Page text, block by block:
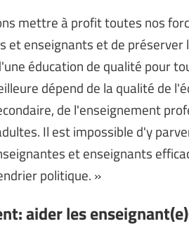
mettre à profit toutes nos
et enseignants et de
éducation de qualité pour
dépend de la qualité de
de l'enseignement
Il est impossible d'y
et enseignants
politique. »
aider les